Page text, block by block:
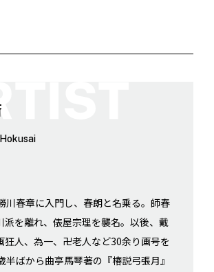
川春章に入門し、春朗と名乗る。師春
派を離れ、俵屋宗理を襲名。以後、戴
狂人、為一、卍老人など30余り画号を
半ばから曲亭馬琴著の『椿説弓張月』